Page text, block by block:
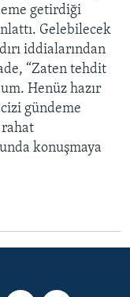
getirdiği
Gelebilecek
iddialarından
“Zaten tehdit
Henüz hazır
gündeme
konuşmaya